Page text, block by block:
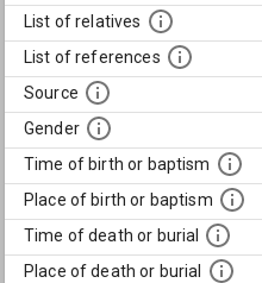
List of relatives
List of references
Source
Gender
Time of birth or baptism
Place of birth or baptism
Time of death or burial
Place of death or burial